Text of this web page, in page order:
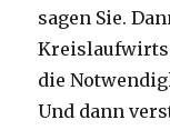
sagen Sie.
die
Und dann